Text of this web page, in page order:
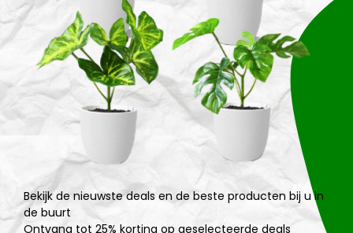
Bekijk de nieuwste deals en de beste producten bij u in
de buurt
Ontvang tot 25% korting op geselecteerde deals